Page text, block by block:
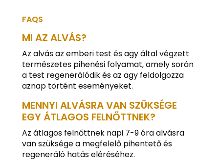
FAQS
MI AZ ALVÁS?
Az alvás az emberi test és agy által végzett
természetes pihenési folyamat, amely során
a test regenerálódik és az agy feldolgozza
aznap történt eseményeket.
MENNYI ALVÁSRA VAN SZÜKSÉGE
EGY ÁTLAGOS FELNŐTTNEK?
Az átlagos felnőttnek napi 7-9 óra alvásra
van szüksége a megfelelő pihentető és
regeneráló hatás eléréséhez.